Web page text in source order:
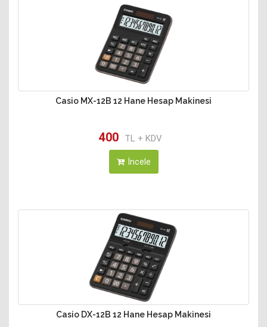
Casio MX-12B 12 Hane Hesap Makinesi
400 TL + KDV
İncele
Casio DX-12B 12 Hane Hesap Makinesi